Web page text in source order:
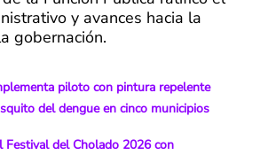
y avances hacia la
gobernación.
piloto con pintura repelente
del dengue en cinco municipios
Festival del Cholado 2026 con